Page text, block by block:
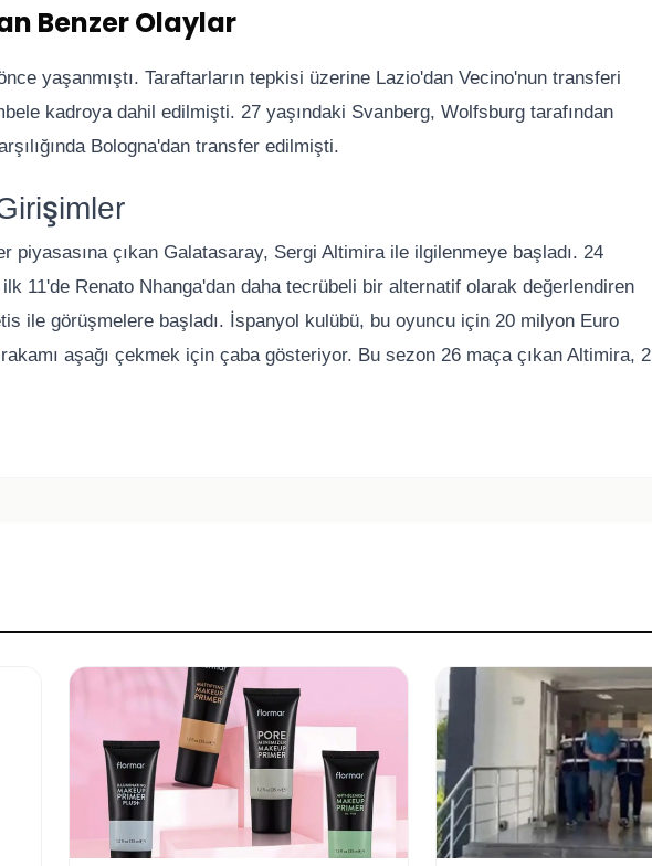
Benzer Olaylar
yaşanmıştı. Taraftarların tepkisi üzerine Lazio'dan Vecino'nun transferi
kadroya dahil edilmişti. 27 yaşındaki Svanberg, Wolfsburg tarafından
Bologna'dan transfer edilmişti.
çıkan Galatasaray, Sergi Altimira ile ilgilenmeye başladı. 24
11'de Renato Nhanga'dan daha tecrübeli bir alternatif olarak değerlendiren
ile görüşmelere başladı. İspanyol kulübü, bu oyuncu için 20 milyon Euro
aşağı çekmek için çaba gösteriyor. Bu sezon 26 maça çıkan Altimira, 2